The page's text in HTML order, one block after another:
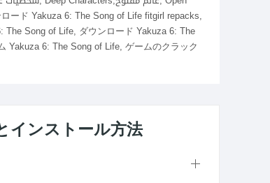
Song of Life, ダウンロード Yakuza 6: The
Yakuza 6: The Song of Life, ゲームのクラック
ンストール方法